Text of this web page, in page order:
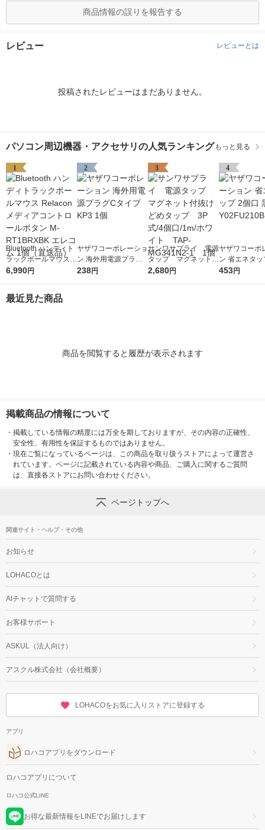
商品情報の誤りを報告する
レビュー レビューとは
投稿されたレビューはまだありません。
パソコン周辺機器・アクセサリの人気ランキング もっと見る
1
Bluetooth ハンディト
ラックボールマウス R
elacon メディアコン
個（直送品）
6,990円
2
ヤザワコーポレーショ
ン 海外用電源プラグC
タイプ KP3 1個
238円
3
サンワサプライ 電源
タップ マグネット付
抜けどめタップ 3P
2,680円
4
ヤザワコーポ
ン 省エネタ
口 黒
453円
最近見た商品
商品を閲覧すると履歴が表示されます
掲載商品の情報について
・ 掲載している情報の精度には万全を期しておりますが、その内容の正確性、
安全性、有用性を保証するものではありません。
・ 現在ご覧になっているページは、この商品を取り扱うストアによって運営さ
れています。ページに記載されている内容や商品、ご購入に関するご質問
は、直接各ストアにお問い合わせください。
ページトップへ
関連サイト・ヘルプ・その他
お知らせ
LOHACOとは
AIチャットで質問する
お客様サポート
ASKUL（法人向け）
アスクル株式会社（会社概要）
LOHACOをお気に入りストアに登録する
アプリ
ロハコアプリをダウンロード
ロハコアプリについて
ロハコ公式LINE
お得な最新情報をLINEでお届けします